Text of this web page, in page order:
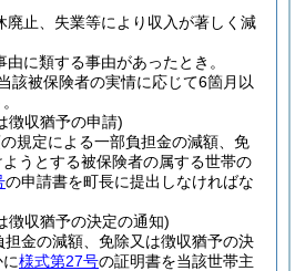
廃止、失業等により収入が著しく減
由に類する事由があったとき。
該被保険者の実情に応じて6箇月以
徴収猶予の申請)
規定による一部負担金の減額、免
うとする被保険者の属する世帯の
の申請書を町長に提出しなければな
徴収猶予の決定の通知)
担金の減額、免除又は徴収猶予の決
様式第27号の証明書を当該世帯主